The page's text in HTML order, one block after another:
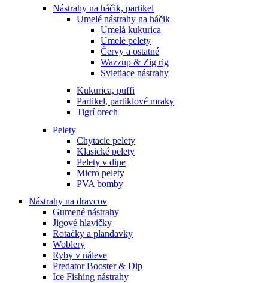
Nástrahy na háčik, partikel
Umelé nástrahy na háčik
Umelá kukurica
Umelé pelety
Červy a ostatné
Wazzup & Zig rig
Svietiace nástrahy
Kukurica, puffi
Partikel, partiklové mraky
Tigrí orech
Pelety
Chytacie pelety
Klasické pelety
Pelety v dipe
Micro pelety
PVA bomby
Nástrahy na dravcov
Gumené nástrahy
Jigové hlavičky
Rotačky a plandavky
Woblery
Ryby v náleve
Predator Booster & Dip
Ice Fishing nástrahy